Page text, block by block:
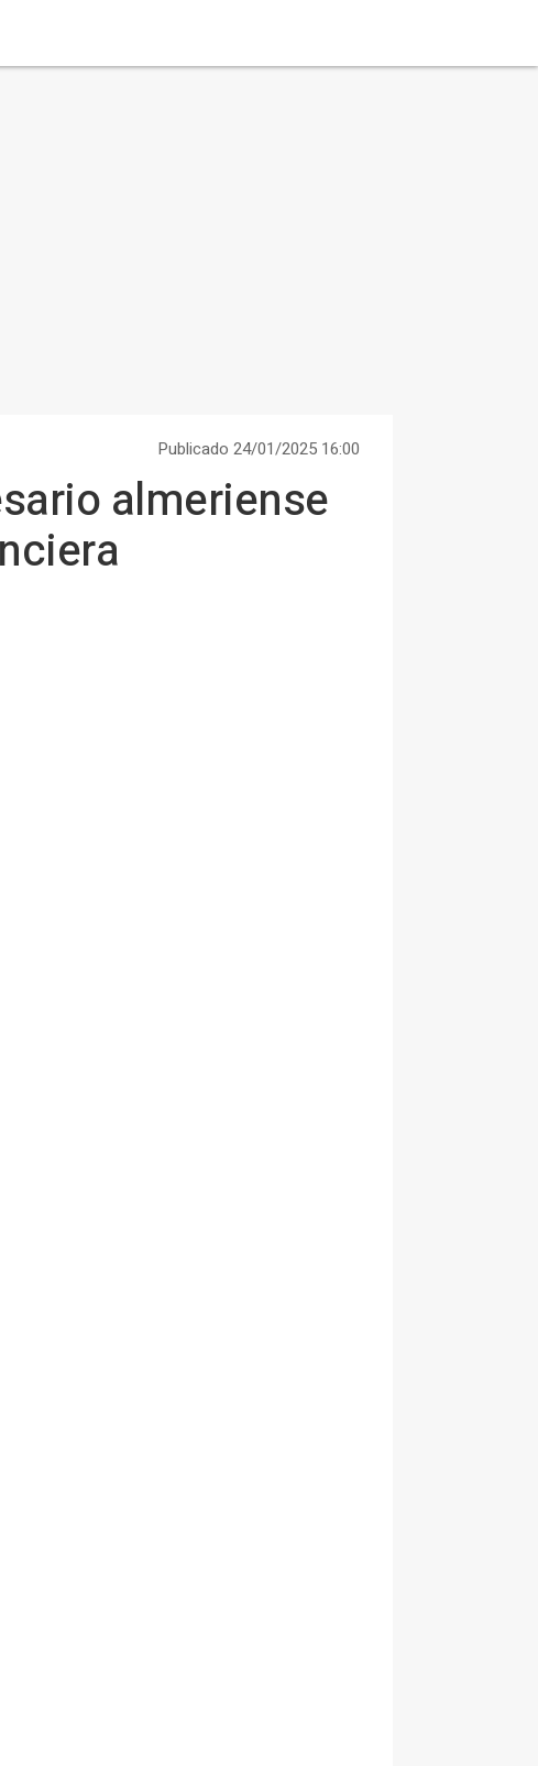
Publicado 24/01/2025 16:00
almeriense